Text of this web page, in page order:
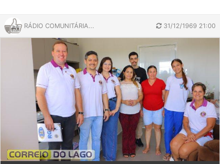
RÁDIO COMUNITÁRIA... 31/12/1969 21:00